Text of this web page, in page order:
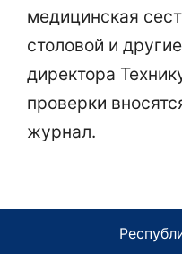
медицинская
столовой и
директора
проверки
журнал.